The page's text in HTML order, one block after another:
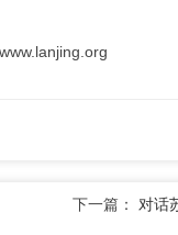
下一篇： 对话